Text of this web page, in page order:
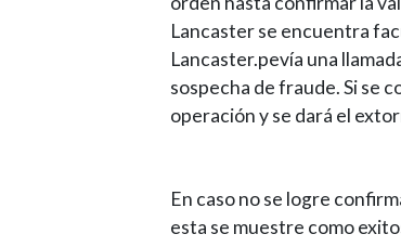
Lancaster se encuentra
Lancaster.pevía una
sospecha de fraude. Si se
operación y se dará el
En caso no se logre
esta se muestre como